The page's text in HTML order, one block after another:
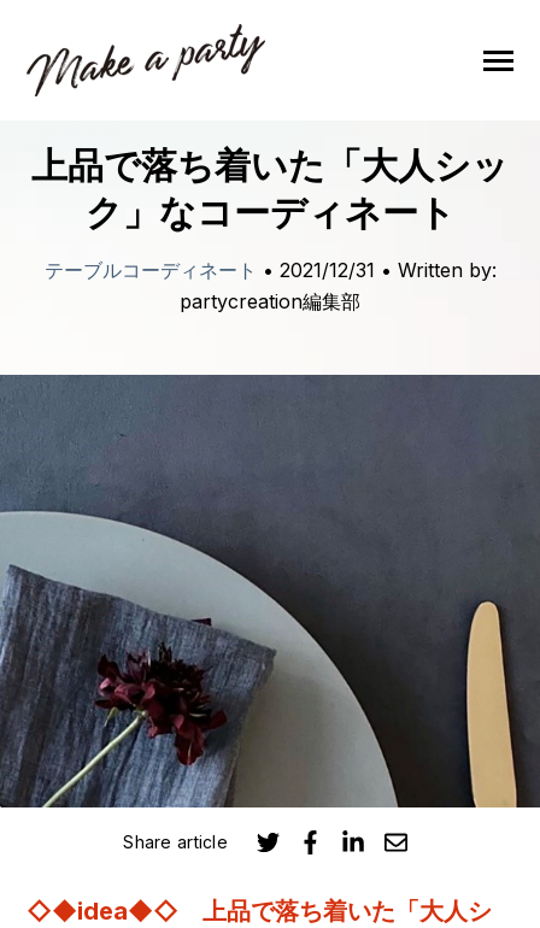
Toggle
ブログトップ
レンタルサービス
上品で落ち着いた「大人シッ
ク」なコーディネート
テーブルコーディネート • 2021/12/31 • Written by:
partycreation編集部
Share article
◇◆idea◆◇上品で落ち着いた「大人シ